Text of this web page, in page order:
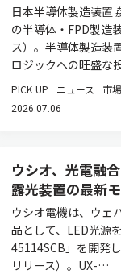
日本半導体製造装置
の半導体・FPD製造
ス）。半導体製造装
ロジックへの旺盛な
PICK UP ニュース 市
2026.07.06
ウシオ、光電融
露光装置の最新
ウシオ電機は、ウェ
品として、LED光源
45114SCB」を開発
リリース）。UX-…